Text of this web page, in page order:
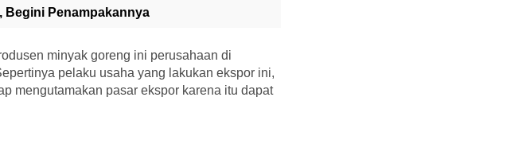
Begini Penampakannya
minyak goreng ini perusahaan di
pelaku usaha yang lakukan ekspor ini,
mengutamakan pasar ekspor karena itu dapat